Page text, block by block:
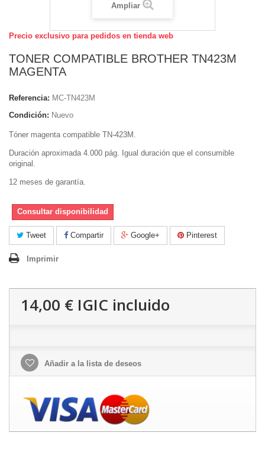
Ampliar
Precio exclusivo para pedidos en tienda web
TONER COMPATIBLE BROTHER TN423M
MAGENTA
Referencia: MC-TN423M
Condición: Nuevo
Tóner magenta compatible TN-423M.
Duración aproximada 4.000 pág. Igual duración que el consumible
original.
12 meses de garantía.
Consultar disponibilidad
Tweet Compartir Google+ Pinterest
Imprimir
14,00 € IGIC incluido
Añadir a la lista de deseos